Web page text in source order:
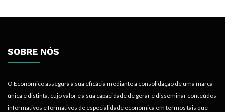
SOBRE NÓS
O Económico assegura a sua eficácia mediante a consolidação de uma marca
única e distinta, cujo valor é a sua capacidade de gerar e disseminar conteúdos
informativos e formativos de especialidade económica em termos tais que